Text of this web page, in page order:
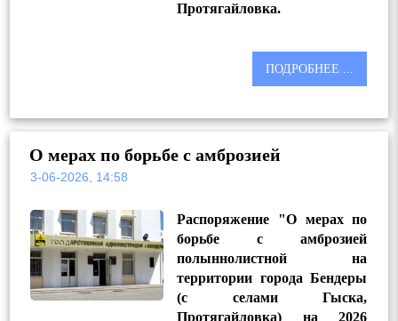
Протягайловка.
ПОДРОБНЕЕ ...
О мерах по борьбе с амброзией
3-06-2026, 14:58
Распоряжение "О мерах по
борьбе с амброзией
полыннолистной на
территории города Бендеры
(с селами Гыска,
Протягайловка) на 2026